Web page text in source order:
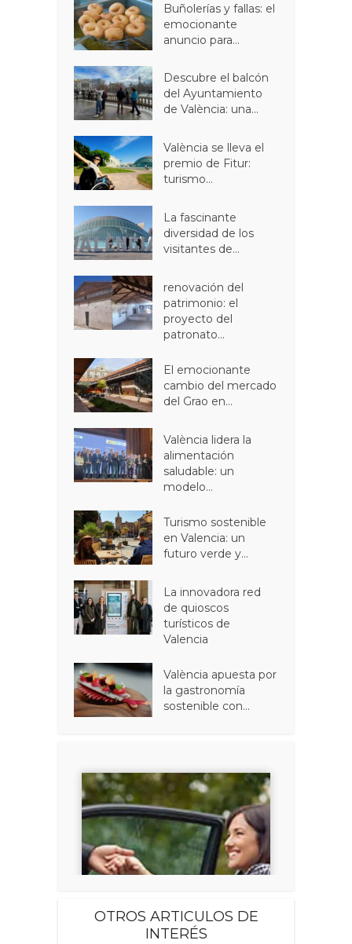
Buñolerías y fallas: el
emocionante
anuncio para...
Descubre el balcón
del Ayuntamiento
de València: una...
València se lleva el
premio de Fitur:
turismo...
La fascinante
diversidad de los
visitantes de...
renovación del
patrimonio: el
proyecto del
patronato...
El emocionante
cambio del mercado
del Grao en...
València lidera la
alimentación
saludable: un
modelo...
Turismo sostenible
en Valencia: un
futuro verde y...
La innovadora red
de quioscos
turísticos de
Valencia
València apuesta por
la gastronomía
sostenible con...
OTROS ARTICULOS DE
INTERÉS